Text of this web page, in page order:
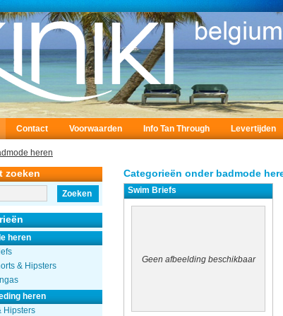
Contact Voorwaarden Info Tan Through Levertijden
heren
zoeken
Zoeken
heren
& Hipsters
heren
Hipsters
Categorieën onder badmode
Swim Briefs
Geen afbeelding beschikbaar